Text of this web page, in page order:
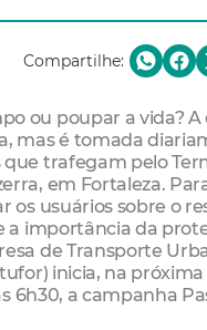
Compartilhe:
ou poupar a vida? A
mas é tomada
que trafegam pelo
em Fortaleza.
os usuários sobre o
a importância da
de Transporte
inicia, na
6h30, a campanha